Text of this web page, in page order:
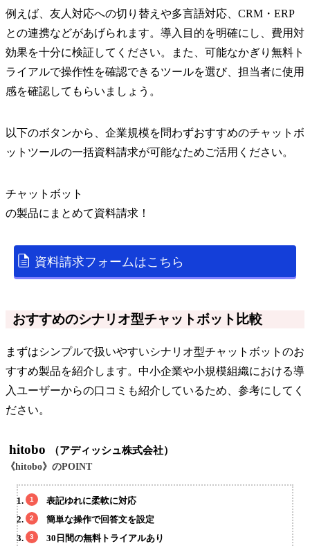
例えば、友人対応への切り替えや多言語対応、CRM・ERP
との連携などがあげられます。導入目的を明確にし、費用対
効果を十分に検証してください。また、可能なかぎり無料ト
ライアルで操作性を確認できるツールを選び、担当者に使用
感を確認してもらいましょう。
以下のボタンから、企業規模を問わずおすすめのチャットボ
ットツールの一括資料請求が可能なためご活用ください。
チャットボット
の製品にまとめて資料請求！
資料請求フォームはこちら
おすすめのシナリオ型チャットボット比較
まずはシンプルで扱いやすいシナリオ型チャットボットのお
すすめ製品を紹介します。中小企業や小規模組織における導
入ユーザーからの口コミも紹介しているため、参考にしてく
ださい。
hitobo （アディッシュ株式会社）
《hitobo》のPOINT
表記ゆれに柔軟に対応
簡単な操作で回答文を設定
30日間の無料トライアルあり